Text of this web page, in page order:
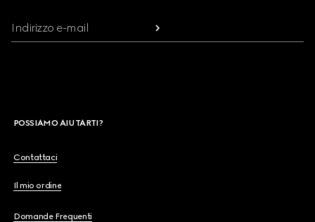
Indirizzo e-mail
POSSIAMO AIUTARTI?
Contattaci
Il mio ordine
Domande Frequenti